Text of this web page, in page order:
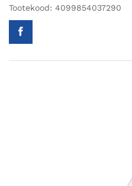
Tootekood: 4099854037290